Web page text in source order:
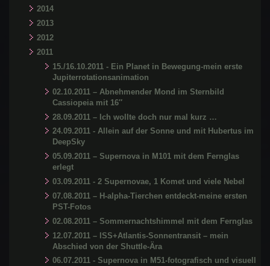
2014
2013
2012
2011
15./16.10.2011 - Ein Planet in Bewegung-mein erste
Jupiterrotationsanimation
02.10.2011 – Abnehmender Mond im Sternbild
Cassiopeia mit 16″
28.09.2011 – Ich wollte doch nur mal kurz …
24.09.2011 - Allein auf der Sonne und mit Hubertus im
DeepSky
05.09.2011 – Supernova in M101 mit dem Fernglas
erlegt
03.09.2011 - 2 Supernovae, 1 Komet und viele Nebel
07.08.2011 – H-alpha-Tierchen entdeckt-meine ersten
PST-Fotos
02.08.2011 – Sommernachtshimmel mit dem Fernglas
12.07.2011 – ISS+Atlantis-Sonnentransit – mein
Abschied von der Shuttle-Ära
06.07.2011 - Supernova in M51-fotografisch und visuell